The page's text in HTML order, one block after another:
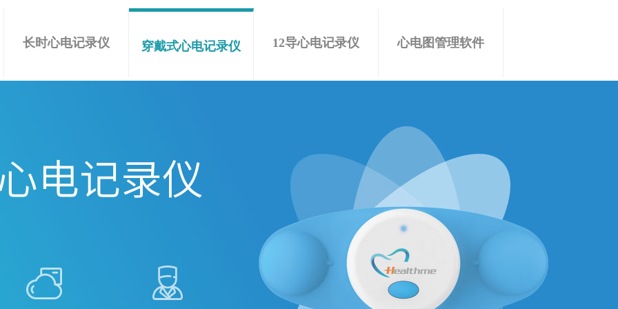
长时心电记录仪 穿戴式心电记录仪 12导心电记录仪 心电图管理软件